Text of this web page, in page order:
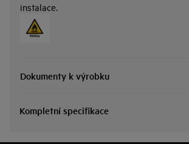
instalace.
Dokumenty k výrobku
Kompletní specifikace